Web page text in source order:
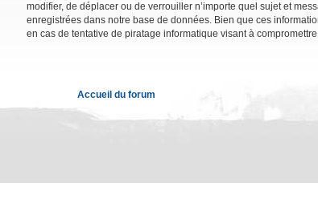
modifier, de déplacer ou de verrouiller n’importe quel sujet et
enregistrées dans notre base de données. Bien que ces
en cas de tentative de piratage informatique visant à
Accueil du forum